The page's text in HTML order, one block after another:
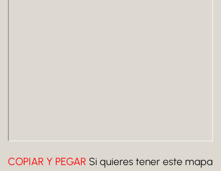
COPIAR Y PEGAR Si quieres tener este mapa